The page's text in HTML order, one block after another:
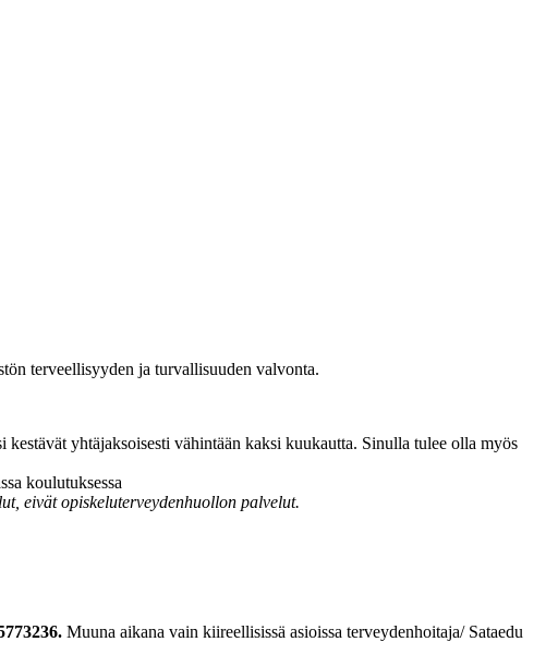
terveellisyyden ja turvallisuuden valvonta.
yhtäjaksoisesti vähintään kaksi kuukautta. Sinulla tulee olla myös
koulutuksessa
eivät opiskeluterveydenhuollon palvelut.
Muuna aikana vain kiireellisissä asioissa terveydenhoitaja/ Sataedu